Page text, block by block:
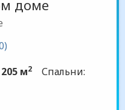
доме
205 м2
Спальни: